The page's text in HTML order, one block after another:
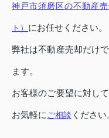
神戸市須磨区の不動産
ト） にお任せください。
弊社は不動産売却だけ
ます。
お客様のご要望に対し
お気軽に ご相談 ください